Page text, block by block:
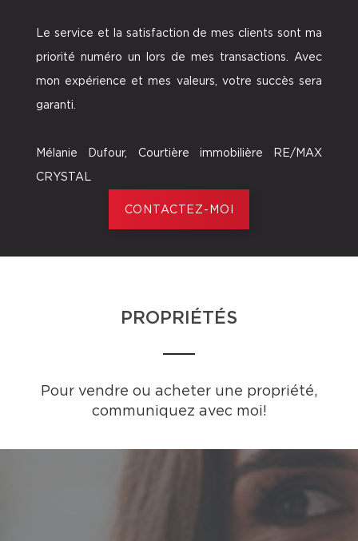
Le service et la satisfaction de mes clients sont ma
priorité numéro un lors de mes transactions. Avec
mon expérience et mes valeurs, votre succès sera
garanti.
Mélanie Dufour, Courtière immobilière RE/MAX
CRYSTAL
CONTACTEZ-MOI
PROPRIÉTÉS
Pour vendre ou acheter une propriété,
communiquez avec moi!